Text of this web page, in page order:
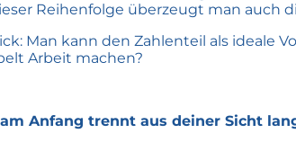
Reihenfolge überzeugt man auch
Man kann den Zahlenteil als ideale
Arbeit machen?
Anfang trennt aus deiner Sicht